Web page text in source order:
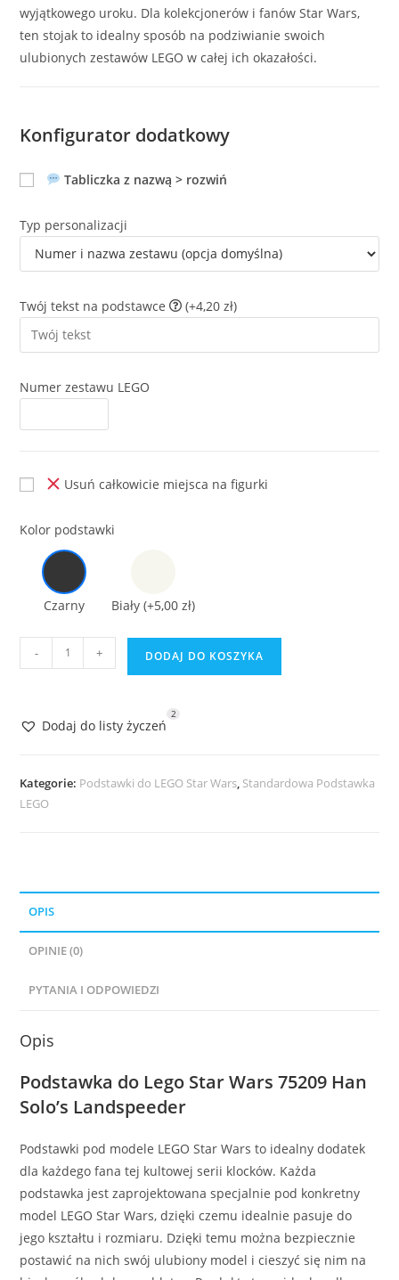
wyjątkowego uroku. Dla kolekcjonerów i fanów Star Wars,
ten stojak to idealny sposób na podziwianie swoich
ulubionych zestawów LEGO w całej ich okazałości.
Konfigurator dodatkowy
Tabliczka z nazwą > rozwiń
Typ personalizacji
Twój tekst na podstawce (+4,20 zł)
Numer zestawu LEGO
Usuń całkowicie miejsca na figurki
Kolor podstawki
Czarny Biały(+5,00 zł)
Podstawka
Star
75209
Han
- + DODAJ DO KOSZYKA
Dodaj do listy życzeń
2
Kategorie: Podstawki do LEGO Star Wars, Standardowa Podstawka
LEGO
OPIS
OPINIE (0)
PYTANIA I ODPOWIEDZI
Opis
Podstawka do Lego Star Wars 75209 Han
Solo’s Landspeeder
Podstawki pod modele LEGO Star Wars to idealny dodatek
dla każdego fana tej kultowej serii klocków. Każda
podstawka jest zaprojektowana specjalnie pod konkretny
model LEGO Star Wars, dzięki czemu idealnie pasuje do
jego kształtu i rozmiaru. Dzięki temu można bezpiecznie
postawić na nich swój ulubiony model i cieszyć się nim na